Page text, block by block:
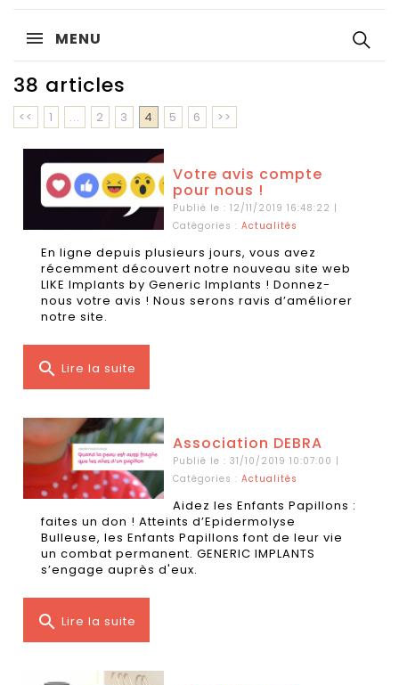
MENU
38 articles
<< 1 ... 2 3 4 5 6 >>
Votre avis compte
pour nous !
Publié le : 12/11/2019 16:48:22 |
Catégories :Actualités
En ligne depuis plusieurs jours, vous avez
récemment découvert notre nouveau site web
LIKE Implants by Generic Implants ! Donnez-
nous votre avis ! Nous serons ravis d’améliorer
notre site.
search Lire la suite
Association DEBRA
Publié le : 31/10/2019 10:07:00 |
Catégories :Actualités
Aidez les Enfants Papillons :
faites un don ! Atteints d’Epidermolyse
Bulleuse, les Enfants Papillons font de leur vie
un combat permanent. GENERIC IMPLANTS
s’engage auprès d'eux.
search Lire la suite